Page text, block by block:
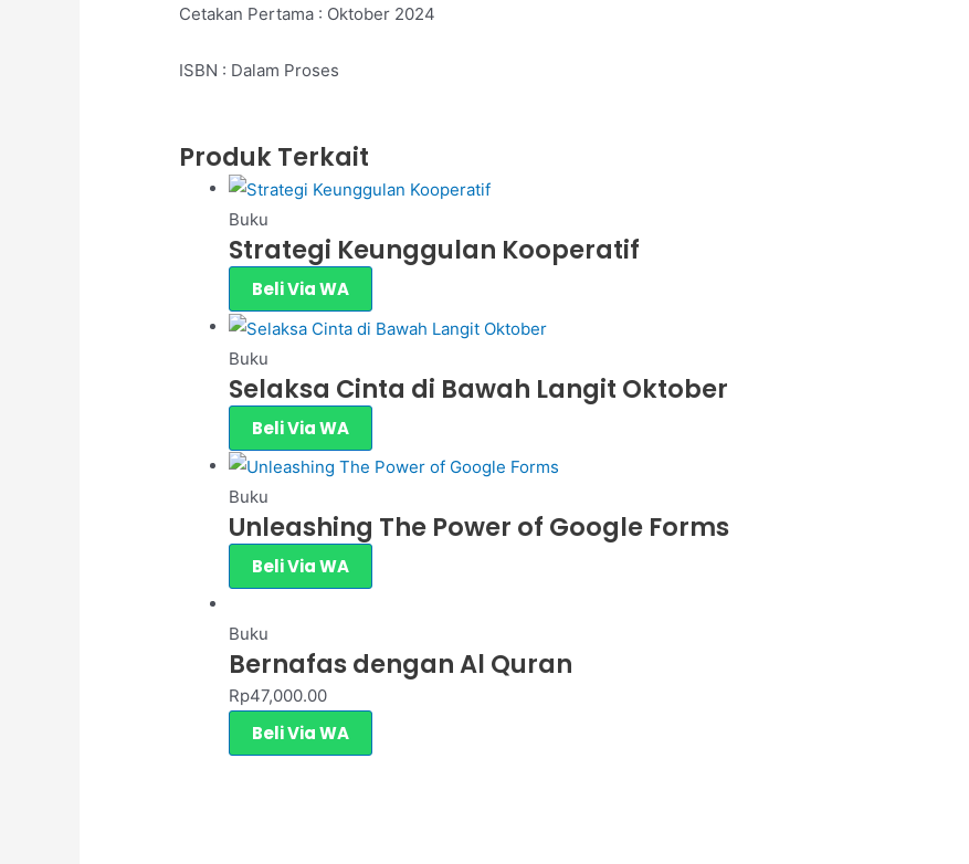
Cetakan Pertama : Oktober 2024
ISBN : Dalam Proses
Produk Terkait
Buku
Strategi Keunggulan Kooperatif
Beli Via WA
Buku
Selaksa Cinta di Bawah Langit Oktober
Beli Via WA
Buku
Unleashing The Power of Google Forms
Beli Via WA
Buku
Bernafas dengan Al Quran
Rp47,000.00
Beli Via WA